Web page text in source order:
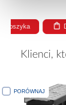
Dodaj do
Klienci,
PORÓWNAJ